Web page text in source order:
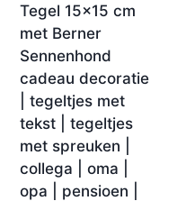
Tegel 15×15 cm
met Berner
Sennenhond
cadeau decoratie
| tegeltjes met
tekst | tegeltjes
met spreuken |
collega | oma |
opa | pensioen |